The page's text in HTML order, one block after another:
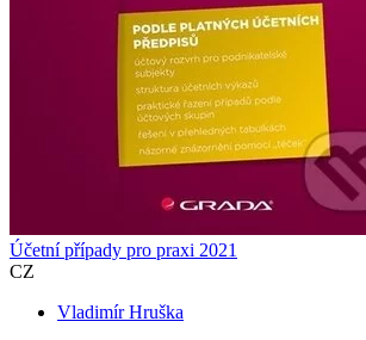
Účetní případy pro praxi 2021
CZ
Vladimír Hruška